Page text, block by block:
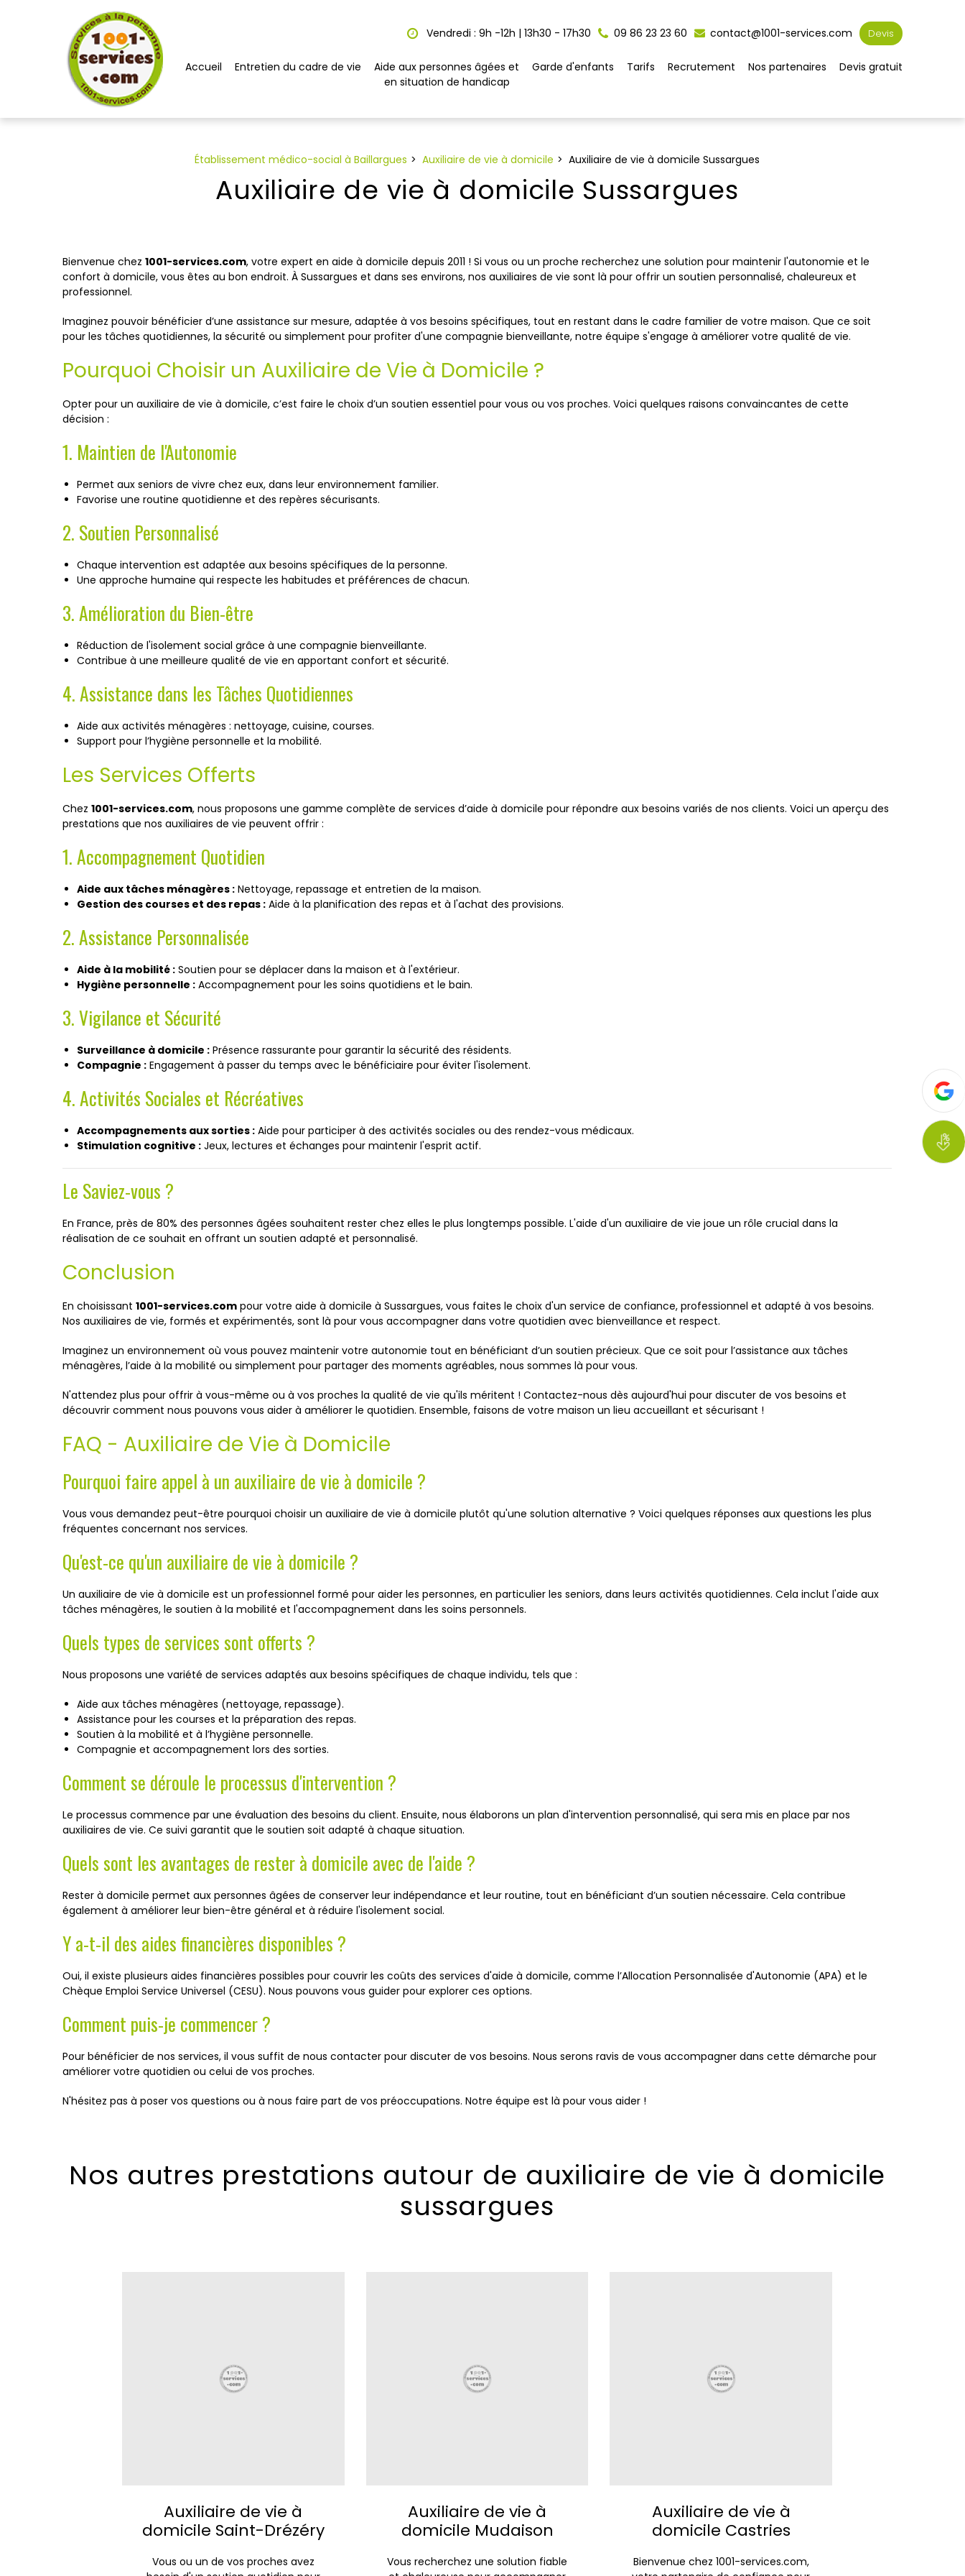
Vendredi : 9h -12h | 13h30 - 17h30 09 86 23 23 60 contact@1001-services.com Devis
Accueil Entretien du cadre de vie
Aide aux personnes âgées et
en situation de handicap
Garde d'enfants Tarifs Recrutement Nos partenaires Devis gratuit
Établissement médico-social à Baillargues Auxiliaire de vie à domicile Auxiliaire de vie à domicile Sussargues
Auxiliaire de vie à domicile Sussargues
Bienvenue chez 1001-services.com, votre expert en aide à domicile depuis 2011 ! Si vous ou un proche recherchez une solution pour maintenir l'autonomie et le
confort à domicile, vous êtes au bon endroit. À Sussargues et dans ses environs, nos auxiliaires de vie sont là pour offrir un soutien personnalisé, chaleureux et
professionnel.
Imaginez pouvoir bénéficier d’une assistance sur mesure, adaptée à vos besoins spécifiques, tout en restant dans le cadre familier de votre maison. Que ce soit
pour les tâches quotidiennes, la sécurité ou simplement pour profiter d'une compagnie bienveillante, notre équipe s'engage à améliorer votre qualité de vie.
Pourquoi Choisir un Auxiliaire de Vie à Domicile ?
Opter pour un auxiliaire de vie à domicile, c’est faire le choix d’un soutien essentiel pour vous ou vos proches. Voici quelques raisons convaincantes de cette
décision :
1. Maintien de l'Autonomie
Permet aux seniors de vivre chez eux, dans leur environnement familier.
Favorise une routine quotidienne et des repères sécurisants.
2. Soutien Personnalisé
Chaque intervention est adaptée aux besoins spécifiques de la personne.
Une approche humaine qui respecte les habitudes et préférences de chacun.
3. Amélioration du Bien-être
Réduction de l'isolement social grâce à une compagnie bienveillante.
Contribue à une meilleure qualité de vie en apportant confort et sécurité.
4. Assistance dans les Tâches Quotidiennes
Aide aux activités ménagères : nettoyage, cuisine, courses.
Support pour l’hygiène personnelle et la mobilité.
Les Services Offerts
Chez 1001-services.com, nous proposons une gamme complète de services d’aide à domicile pour répondre aux besoins variés de nos clients. Voici un aperçu des
prestations que nos auxiliaires de vie peuvent offrir :
1. Accompagnement Quotidien
Aide aux tâches ménagères : Nettoyage, repassage et entretien de la maison.
Gestion des courses et des repas : Aide à la planification des repas et à l'achat des provisions.
2. Assistance Personnalisée
Aide à la mobilité : Soutien pour se déplacer dans la maison et à l'extérieur.
Hygiène personnelle : Accompagnement pour les soins quotidiens et le bain.
3. Vigilance et Sécurité
Surveillance à domicile : Présence rassurante pour garantir la sécurité des résidents.
Compagnie : Engagement à passer du temps avec le bénéficiaire pour éviter l'isolement.
4. Activités Sociales et Récréatives
Accompagnements aux sorties : Aide pour participer à des activités sociales ou des rendez-vous médicaux.
Stimulation cognitive : Jeux, lectures et échanges pour maintenir l'esprit actif.
Le Saviez-vous ?
En France, près de 80% des personnes âgées souhaitent rester chez elles le plus longtemps possible. L'aide d'un auxiliaire de vie joue un rôle crucial dans la
réalisation de ce souhait en offrant un soutien adapté et personnalisé.
Conclusion
En choisissant 1001-services.com pour votre aide à domicile à Sussargues, vous faites le choix d'un service de confiance, professionnel et adapté à vos besoins.
Nos auxiliaires de vie, formés et expérimentés, sont là pour vous accompagner dans votre quotidien avec bienveillance et respect.
Imaginez un environnement où vous pouvez maintenir votre autonomie tout en bénéficiant d’un soutien précieux. Que ce soit pour l’assistance aux tâches
ménagères, l’aide à la mobilité ou simplement pour partager des moments agréables, nous sommes là pour vous.
N'attendez plus pour offrir à vous-même ou à vos proches la qualité de vie qu'ils méritent ! Contactez-nous dès aujourd'hui pour discuter de vos besoins et
découvrir comment nous pouvons vous aider à améliorer le quotidien. Ensemble, faisons de votre maison un lieu accueillant et sécurisant !
FAQ - Auxiliaire de Vie à Domicile
Pourquoi faire appel à un auxiliaire de vie à domicile ?
Vous vous demandez peut-être pourquoi choisir un auxiliaire de vie à domicile plutôt qu'une solution alternative ? Voici quelques réponses aux questions les plus
fréquentes concernant nos services.
Qu'est-ce qu'un auxiliaire de vie à domicile ?
Un auxiliaire de vie à domicile est un professionnel formé pour aider les personnes, en particulier les seniors, dans leurs activités quotidiennes. Cela inclut l'aide aux
tâches ménagères, le soutien à la mobilité et l'accompagnement dans les soins personnels.
Quels types de services sont offerts ?
Nous proposons une variété de services adaptés aux besoins spécifiques de chaque individu, tels que :
Aide aux tâches ménagères (nettoyage, repassage).
Assistance pour les courses et la préparation des repas.
Soutien à la mobilité et à l’hygiène personnelle.
Compagnie et accompagnement lors des sorties.
Comment se déroule le processus d'intervention ?
Le processus commence par une évaluation des besoins du client. Ensuite, nous élaborons un plan d'intervention personnalisé, qui sera mis en place par nos
auxiliaires de vie. Ce suivi garantit que le soutien soit adapté à chaque situation.
Quels sont les avantages de rester à domicile avec de l'aide ?
Rester à domicile permet aux personnes âgées de conserver leur indépendance et leur routine, tout en bénéficiant d’un soutien nécessaire. Cela contribue
également à améliorer leur bien-être général et à réduire l'isolement social.
Y a-t-il des aides financières disponibles ?
Oui, il existe plusieurs aides financières possibles pour couvrir les coûts des services d'aide à domicile, comme l’Allocation Personnalisée d'Autonomie (APA) et le
Chèque Emploi Service Universel (CESU). Nous pouvons vous guider pour explorer ces options.
Comment puis-je commencer ?
Pour bénéficier de nos services, il vous suffit de nous contacter pour discuter de vos besoins. Nous serons ravis de vous accompagner dans cette démarche pour
améliorer votre quotidien ou celui de vos proches.
N'hésitez pas à poser vos questions ou à nous faire part de vos préoccupations. Notre équipe est là pour vous aider !
Nos autres prestations autour de auxiliaire de vie à domicile
sussargues
Auxiliaire de vie à
domicile Saint-Drézéry
Vous ou un de vos proches avez
Auxiliaire de vie à
domicile Mudaison
Vous recherchez une solution fiable
Auxiliaire de vie à
domicile Castries
Bienvenue chez 1001-services.com,
Panneau de gestion des cookies